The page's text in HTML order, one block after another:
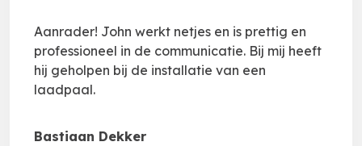
Aanrader! John werkt netjes en is prettig en
professioneel in de communicatie. Bij mij heeft
hij geholpen bij de installatie van een
laadpaal.
Bastiaan Dekker